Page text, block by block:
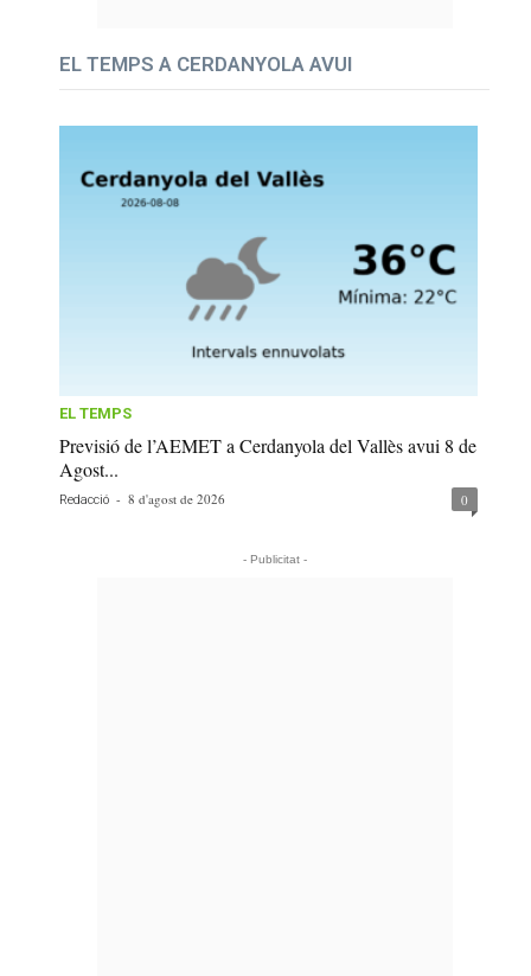
EL TEMPS A CERDANYOLA AVUI
EL TEMPS
Previsió de l’AEMET a Cerdanyola del Vallès avui 8 de
Agost...
Redacció - 8 d'agost de 2026 0
- Publicitat -